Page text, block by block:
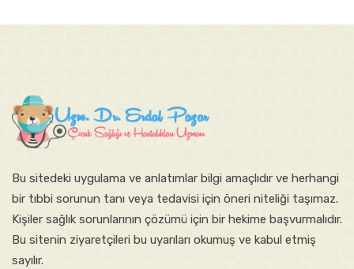
Bu sitede​ki​​ uygulama ve anlatımlar ​bilgi amaçlıdır ve herhangi
bir tıbbi sorunun tanı veya tedavisi için öneri niteliği taşımaz.
Kişiler sağlık sorunlarının çözümü için bir hekime başvurmalıdır.
Bu sitenin ziyaretçileri bu uyarıları okumuş ve kabul etmiş
sayılır.